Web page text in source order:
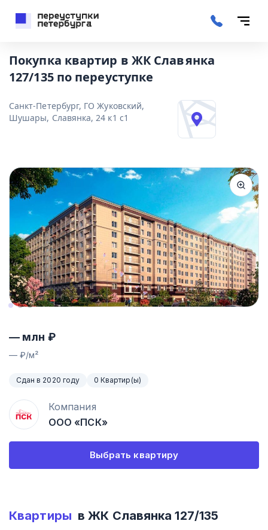
Покупка квартир в ЖК Славянка
127/135 по переуступке
Санкт-Петербург, ГО Жуковский,
Шушары, Славянка, 24 к1 с1
— млн ₽
—₽/м²
Сдан в 2020 году 0 Квартир(ы)
Компания
ООО «ПСК»
Выбрать квартиру
Квартиры в ЖК Славянка 127/135